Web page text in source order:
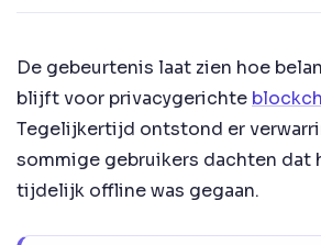
De gebeurtenis laat zien hoe
blijft voor privacygerichte
Tegelijkertijd ontstond er
sommige gebruikers dachten dat
tijdelijk offline was gegaan.